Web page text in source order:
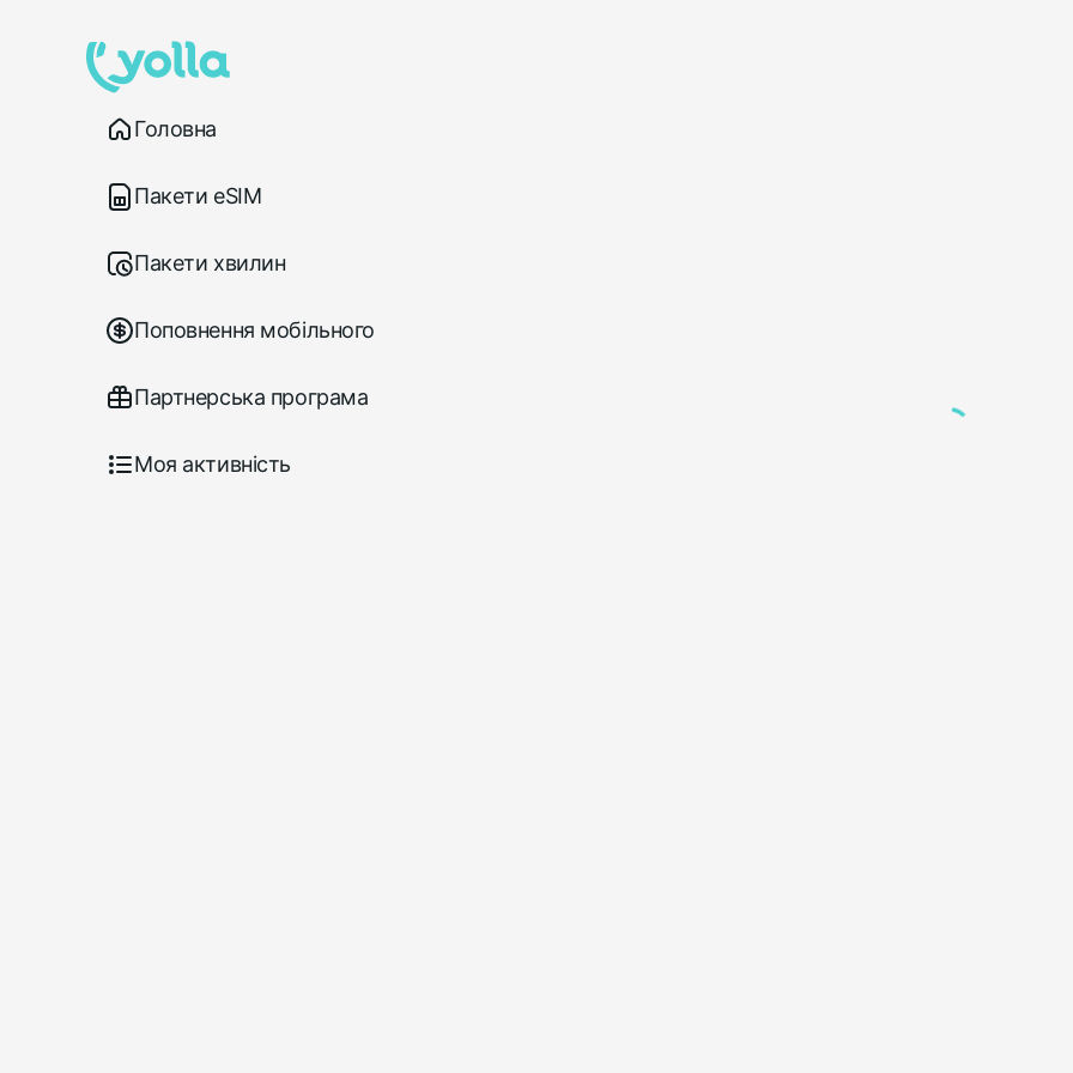
Головна
Пакети eSIM
Пакети хвилин
Поповнення мобільного
Партнерська програма
Моя активність